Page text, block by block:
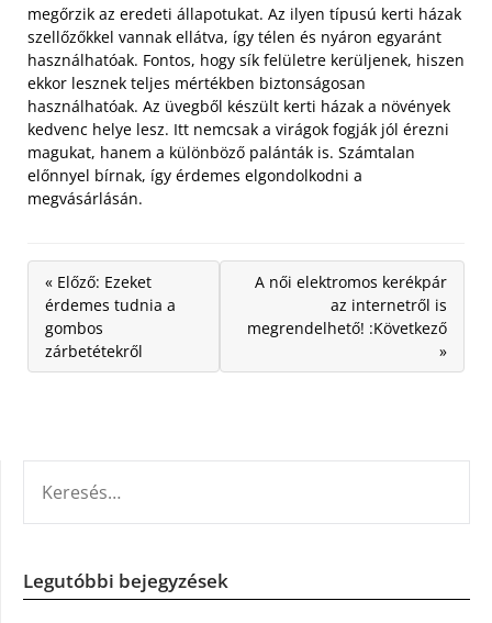
megőrzik az eredeti állapotukat. Az ilyen típusú kerti házak
szellőzőkkel vannak ellátva, így télen és nyáron egyaránt
használhatóak. Fontos, hogy sík felületre kerüljenek, hiszen
ekkor lesznek teljes mértékben biztonságosan
használhatóak. Az üvegből készült kerti házak a növények
kedvenc helye lesz. Itt nemcsak a virágok fogják jól érezni
magukat, hanem a különböző palánták is. Számtalan
előnnyel bírnak, így érdemes elgondolkodni a
megvásárlásán.
« Előző: Ezeket
érdemes tudnia a
gombos
zárbetétekről
A női elektromos kerékpár
az internetről is
megrendelhető! :Következő
»
Legutóbbi bejegyzések